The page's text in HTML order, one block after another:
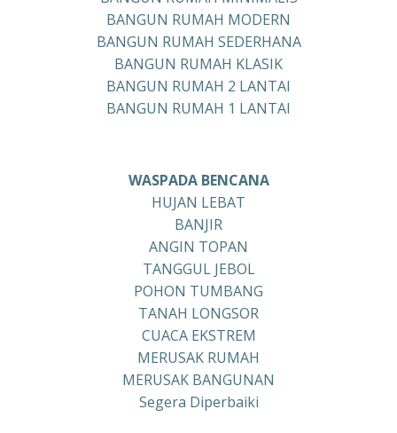
BANGUN RUMAH MODERN
BANGUN RUMAH SEDERHANA
BANGUN RUMAH KLASIK
BANGUN RUMAH 2 LANTAI
BANGUN RUMAH 1 LANTAI
WASPADA BENCANA
HUJAN LEBAT
BANJIR
ANGIN TOPAN
TANGGUL JEBOL
POHON TUMBANG
TANAH LONGSOR
CUACA EKSTREM
MERUSAK RUMAH
MERUSAK BANGUNAN
Segera Diperbaiki